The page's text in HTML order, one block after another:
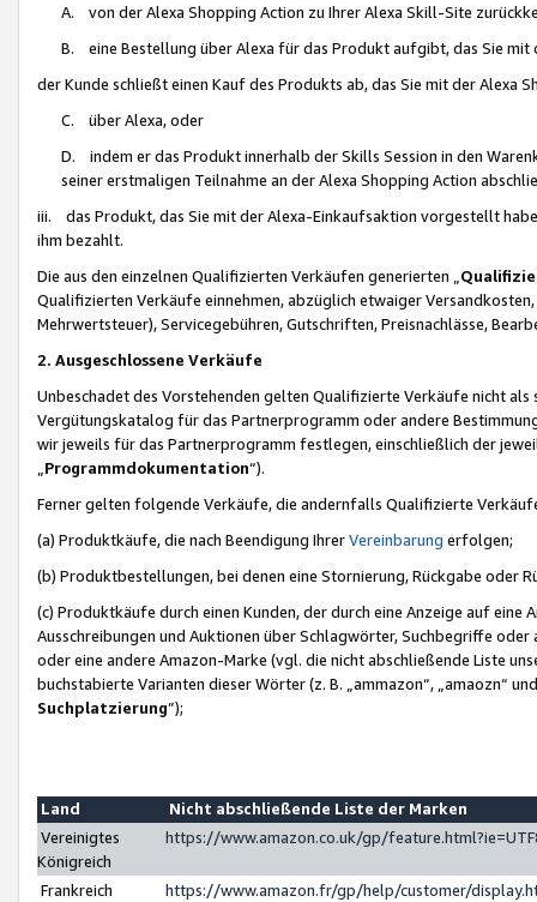
A. von der Alexa Shopping Action zu Ihrer Alexa Skill-Site
B. eine Bestellung über Alexa für das Produkt aufgibt, das Sie mit
der Kunde schließt einen Kauf des Produkts ab, das Sie mit der Alexa
C. über Alexa, oder
D. indem er das Produkt innerhalb der Skills Session in den
seiner erstmaligen Teilnahme an der Alexa Shopping Action
iii. das Produkt, das Sie mit der Alexa-Einkaufsaktion vorgestellt
ihm bezahlt.
Die aus den einzelnen Qualifizierten Verkäufen generierten „
Qualifizierten Verkäufe einnehmen, abzüglich etwaiger
Mehrwertsteuer), Servicegebühren, Gutschriften, Preisnachlässe,
2. Ausgeschlossene Verkäufe
Unbeschadet des Vorstehenden gelten Qualifizierte Verkäufe nicht
Vergütungskatalog für das Partnerprogramm oder andere
wir jeweils für das Partnerprogramm festlegen, einschließlich der
Programmdokumentation“).
Ferner gelten folgende Verkäufe, die andernfalls Qualifizierte
(a) Produktkäufe, die nach Beendigung IhrerVereinbarung erfolgen;
(b) Produktbestellungen, bei denen eine Stornierung, Rückgabe oder
(c) Produktkäufe durch einen Kunden, der durch eine Anzeige auf
Ausschreibungen und Auktionen über Schlagwörter, Suchbegriffe
oder eine andere Amazon-Marke (vgl. die nicht abschließende Liste
buchstabierte Varianten dieser Wörter (z. B. „ammazon“, „amaozn“
Suchplatzierung”);
Land
Nicht abschließende Liste der Marken
Vereinigtes
Königreich
https://www.amazon.co.uk/gp/
Frankreich
https://www.amazon.fr/gp/help/customer/